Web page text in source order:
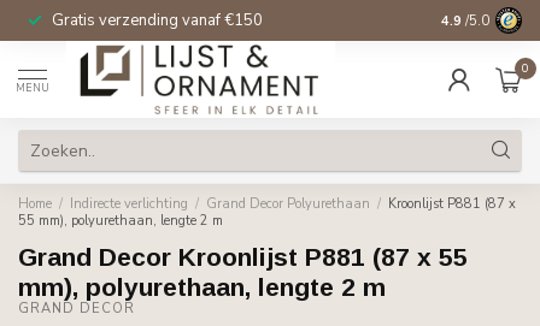
Gratis verzending vanaf €150 14 dagen
4.9 /5.0
MENU
0
Home / Indirecte verlichting / Grand Decor Polyurethaan / Kroonlijst P881 (87 x
55 mm), polyurethaan, lengte 2 m
Grand Decor Kroonlijst P881 (87 x 55
mm), polyurethaan, lengte 2 m
GRAND DECOR